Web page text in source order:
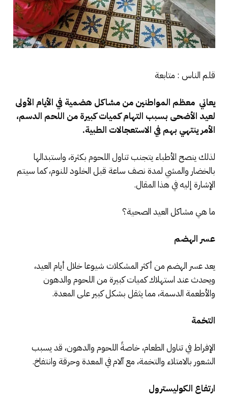
قلم الناس : متابعة
يعاني معظم المواطنين من مشاكل هضمية في الأيام الأولى
لعيد الأضحى بسبب التهام كميات كبيرة من اللحم الدسم،
الأمر ينتهي بهم في الاستعجالات الطبية.
لذلك ينصح الأطباء يتجنب تناول اللحوم بكثرة، واستبدالها
بالخضار والمشي لمدة نصف ساعة قبل الخلود للنوم، كما سيتم
الإشارة إليه في هذا المقال.
ما هي مشاكل العيد الصحية؟
عسر الهضم
يعد عسر الهضم من أكثر المشكلات شيوعا خلال أيام العيد،
ويحدث عند استهلاك كميات كبيرة من اللحوم والدهون
والأطعمة الدسمة، مما يثقل بشكل كبير على المعدة.
التخمة
الإفراط في تناول الطعام، خاصةً اللحوم والدهون، قد يسبب
الشعور بالامتلاء والتخمة، مع آلام في المعدة وحرقة وانتفاخ.
ارتفاع الكوليسترول